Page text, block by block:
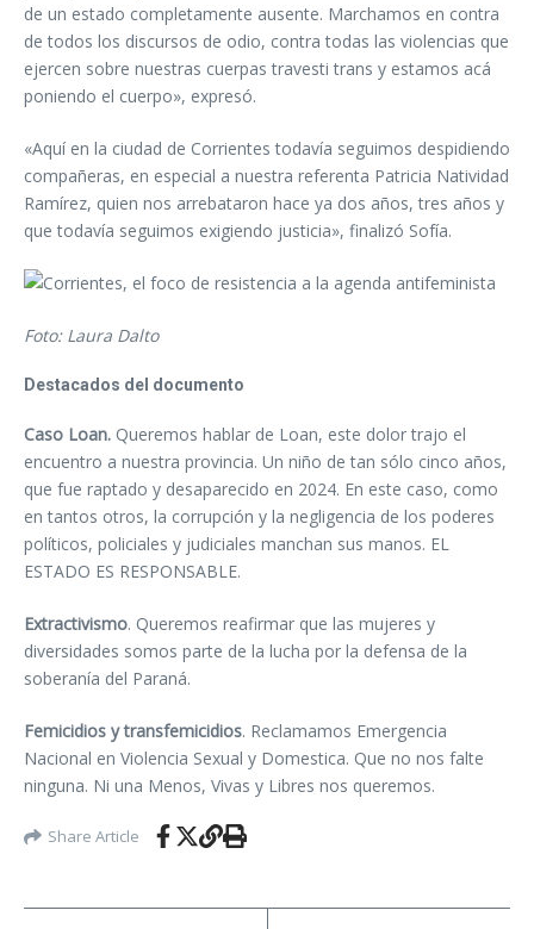
de un estado completamente ausente. Marchamos en contra
de todos los discursos de odio, contra todas las violencias que
ejercen sobre nuestras cuerpas travesti trans y estamos acá
poniendo el cuerpo», expresó.
«Aquí en la ciudad de Corrientes todavía seguimos despidiendo
compañeras, en especial a nuestra referenta Patricia Natividad
Ramírez, quien nos arrebataron hace ya dos años, tres años y
que todavía seguimos exigiendo justicia», finalizó Sofía.
Foto: Laura Dalto
Destacados del documento
Caso Loan. Queremos hablar de Loan, este dolor trajo el
encuentro a nuestra provincia. Un niño de tan sólo cinco años,
que fue raptado y desaparecido en 2024. En este caso, como
en tantos otros, la corrupción y la negligencia de los poderes
políticos, policiales y judiciales manchan sus manos. EL
ESTADO ES RESPONSABLE.
Extractivismo. Queremos reafirmar que las mujeres y
diversidades somos parte de la lucha por la defensa de la
soberanía del Paraná.
Femicidios y transfemicidios. Reclamamos Emergencia
Nacional en Violencia Sexual y Domestica. Que no nos falte
ninguna. Ni una Menos, Vivas y Libres nos queremos.
Share Article